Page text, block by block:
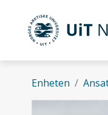
Gå til hovedinnhold
UiT Norges
Enheten